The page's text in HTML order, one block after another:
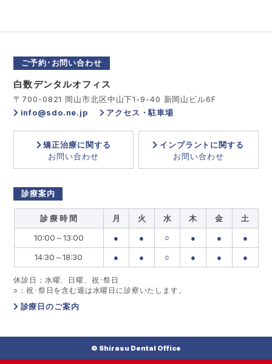
ご予約･お問い合わせ
白数デンタルオフィス
〒700-0821 岡山市北区中山下1-9-40 新岡山ビル6F
info@sdo.ne.jp
アクセス・駐車場
矯正治療に関する
お問い合わせ
インプラントに関する
お問い合わせ
診療案内
診 療 時 間 月 火 水 木 金
土
10:00～13:00
● ● ○ ● ●
●
14:30～18:30
● ● ○ ● ● ●
休診日：水曜、日曜、祝･祭日
○ ：祝･祭日を含む週は水曜日に診察いたします。
診療日のご案内
© Shirasu Dental Office